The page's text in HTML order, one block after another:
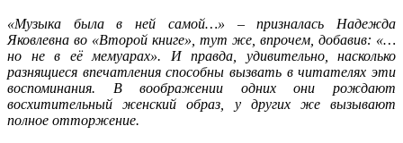
«Музыка была в ней самой…» – призналась Надежда
Яковлевна во «Второй книге», тут же, впрочем, добавив: «…
но не в её мемуарах». И правда, удивительно, насколько
разнящиеся впечатления способны вызвать в читателях эти
воспоминания. В воображении одних они рождают
восхитительный женский образ, у других же вызывают
полное отторжение.